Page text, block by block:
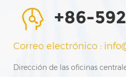
+86-
Correo electrónico :
Dirección de las oficinas